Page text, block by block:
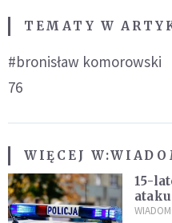
TEMATY W
#bronisław komorowski
76
WIĘCEJ W:
15-